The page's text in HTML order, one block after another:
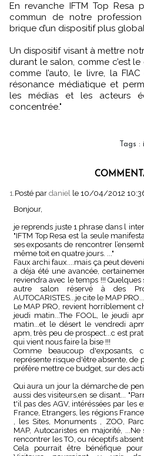
En revanche IFTM Top Resa
commun de notre
brique d’un dispositif plus
Un dispositif visant à mettre
durant le salon, comme c’est
comme l’auto, le livre, la
résonance médiatique et
les médias et les acteurs
concentrée."
Tags :
1.Posté par daniel le 10/04/2012
Bonjour,
je reprends juste 1 phrase dans l
"IFTM Top Resa est la seule
ses exposants de rencontrer
même toit en quatre jours. ..."
Faux archi faux....mais ça peut
a déja été une avancée,
reviendra avec le temps !!! Quelques
autre salon réservé à des
AUTOCARISTES...je cite le MAP
Le MAP PRO, revient horriblement
jeudi matin...The FOOL, le jeudi
matin...et le désert le vendredi
apm, très peu de prospect...c est
qui vient nous faire la bise !!!
Comme beaucoup
représente risque d'être absente, de
préfère mettre ce budget, sur des
Qui aura un jour la démarche de
aussi des visiteurs,en se disant...
t'il pas des AGV, intéréssées par les
France, Etrangers, les régions
, les Sites, Monuments , ZOO,
MAP, Autocaristes en majorité,
rencontrer les TO, ou réceptifs
Cela pourrait être bénéfique